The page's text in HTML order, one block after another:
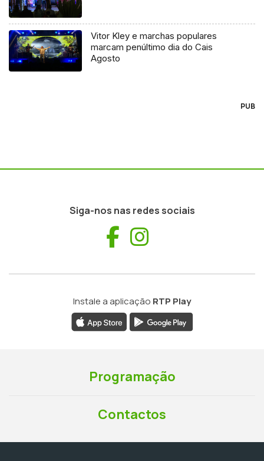
Vitor Kley e marchas populares
marcam penúltimo dia do Cais
Agosto
PUB
Siga-nos nas redes sociais
Facebook
Instale a aplicação RTP Play
Programação
Contactos